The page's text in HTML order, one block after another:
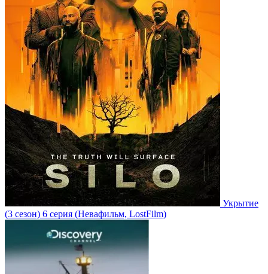
Укрытие
(3 сезон) 6 серия (Невафильм, LostFilm)